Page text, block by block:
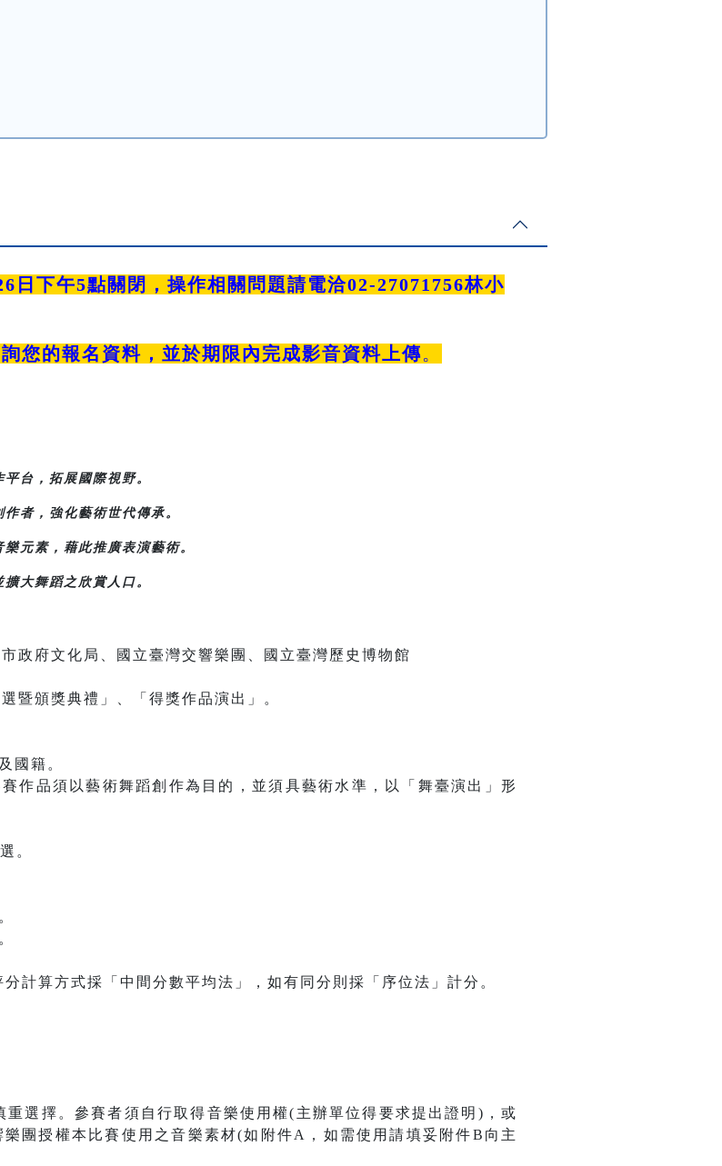
日下午5點關閉，操作相關問題請電洽02-27071756林小
您的報名資料，並於期限內完成影音資料上傳。
台，拓展國際視野。
者，強化藝術世代傳承。
元素，藉此推廣表演藝術。
大舞蹈之欣賞人口。
政府文化局、國立臺灣交響樂團、國立臺灣歷史博物館
暨頒獎典禮」、「得獎作品演出」。
國籍。
作品須以藝術舞蹈創作為目的，並須具藝術⽔準，以「舞臺演出」形
。
計算⽅式採「中間分數平均法」，如有同分則採「序位法」計分。
選擇。參賽者須自行取得音樂使用權(主辦單位得要求提出證明)，或
團授權本比賽使用之音樂素材(如附件A，如需使⽤請填妥附件B向主